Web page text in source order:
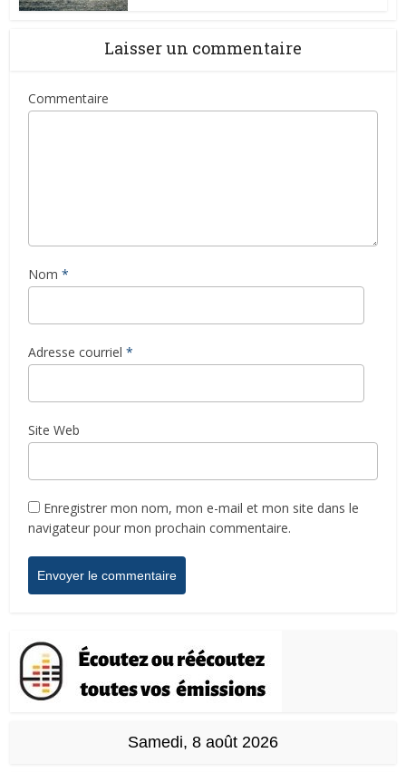
Laisser un commentaire
Commentaire
Nom *
Adresse courriel *
Site Web
Enregistrer mon nom, mon e-mail et mon site dans le
navigateur pour mon prochain commentaire.
Samedi, 8 août 2026